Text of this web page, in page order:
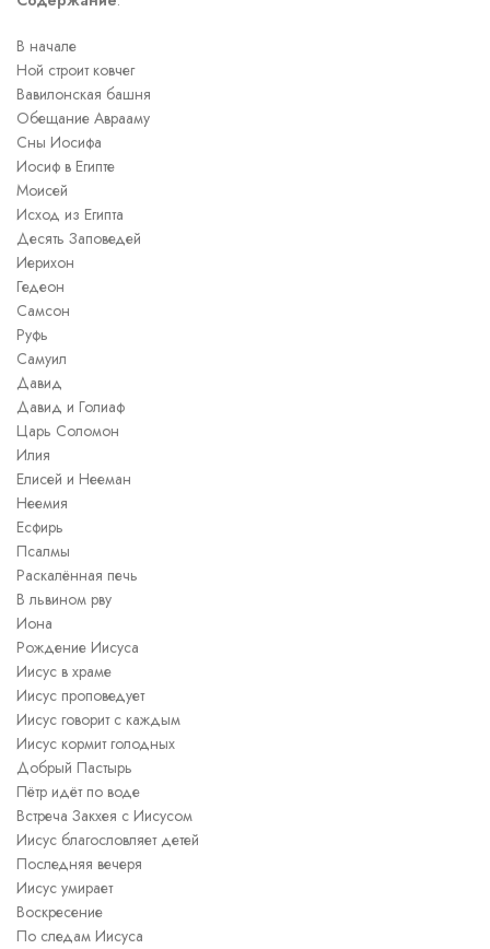
В начале
Ной строит ковчег
Вавилонская башня
Обещание Аврааму
Сны Иосифа
Иосиф в Египте
Моисей
Исход из Египта
Десять Заповедей
Иерихон
Гедеон
Самсон
Руфь
Самуил
Давид
Давид и Голиаф
Царь Соломон
Илия
Елисей и Нееман
Неемия
Есфирь
Псалмы
Раскалённая печь
В львином рву
Иона
Рождение Иисуса
Иисус в храме
Иисус проповедует
Иисус говорит с каждым
Иисус кормит голодных
Добрый Пастырь
Пётр идёт по воде
Встреча Закхея с Иисусом
Иисус благословляет детей
Последняя вечеря
Иисус умирает
Воскресение
По следам Иисуса